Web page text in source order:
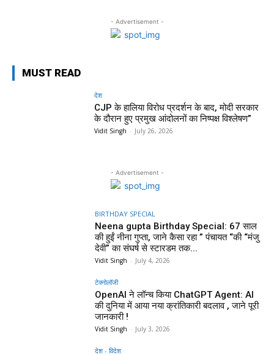
- Advertisement -
MUST READ
देश
CJP के हालिया विरोध प्रदर्शन के बाद, मोदी सरकार
के दौरान हुए प्रमुख आंदोलनों का निष्पक्ष विश्लेषण”
Vidit Singh - July 26, 2026
- Advertisement -
BIRTHDAY SPECIAL
Neena gupta Birthday Special: 67 साल
की हुईं नीना गुप्ता, जाने कैसा रहा ” पंचायत “की “मंजु
देवी” का संघर्ष से स्टारडम तक...
Vidit Singh - July 4, 2026
टेक्नोलॉजी
OpenAI ने लॉन्च किया ChatGPT Agent: AI
की दुनिया में आया नया क्रांतिकारी बदलाव , जाने पूरी
जानकारी !
Vidit Singh - July 3, 2026
देश - विदेश